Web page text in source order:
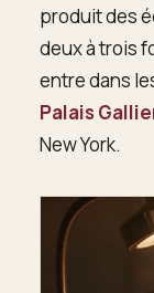
produit des
deux à trois
entre dans
Palais
New York.